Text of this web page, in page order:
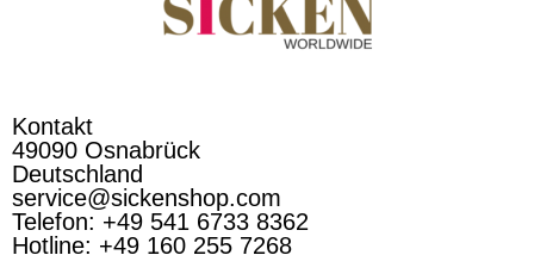
Kontakt
49090 Osnabrück
Deutschland
service@sickenshop.com
Telefon: +49 541 6733 8362
Hotline: +49 160 255 7268